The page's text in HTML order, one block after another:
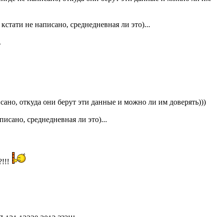
не написано, среднедневная ли это)...
откуда они берут эти данные и можно ли им доверять)))
среднедневная ли это)...